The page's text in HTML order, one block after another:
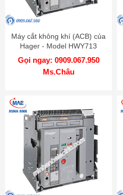
Máy cắt không khí (ACB) của
Hager - Model HWY713
Gọi ngay: 0909.067.950
Ms.Châu